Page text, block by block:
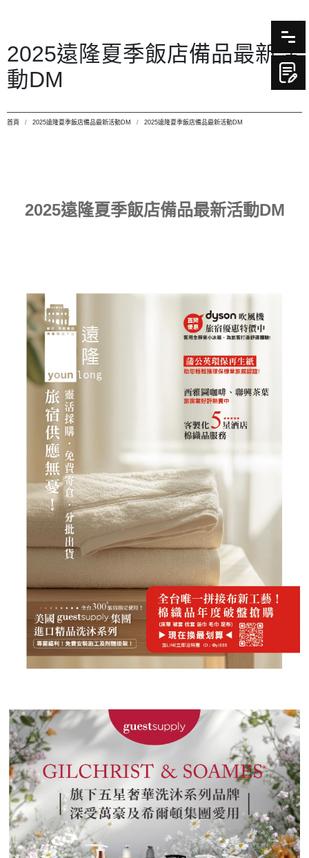
2025遠隆夏季飯店備品最新活
動DM
首頁 2025遠隆夏季飯店備品最新活動DM 2025遠隆夏季飯店備品最新活動DM
2025遠隆夏季飯店備品最新活動DM